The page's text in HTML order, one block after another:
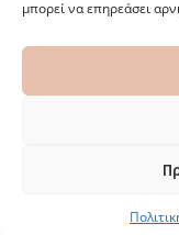
μπορεί να επηρεάσει
ΘΕΣΣΑΛΟΝΊΚΗ -
ΨΥΧΟΘΕΡΑΠΕΊΑ,
ΘΕΣΣΑΛΟΝΊΚΗ ·
ΔΙΕΥΘΎΝΣΕΩΝ